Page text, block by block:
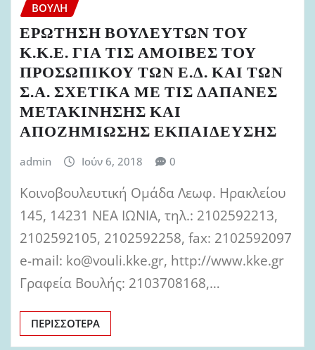
ΒΟΥΛΉ
ΕΡΩΤΗΣΗ ΒΟΥΛΕΥΤΩΝ ΤΟΥ
Κ.Κ.Ε. ΓΙΑ ΤΙΣ ΑΜΟΙΒΕΣ ΤΟΥ
ΠΡΟΣΩΠΙΚΟΥ ΤΩΝ Ε.Δ. ΚΑΙ ΤΩΝ
Σ.Α. ΣΧΕΤΙΚΑ ΜΕ ΤΙΣ ΔΑΠΑΝΕΣ
ΜΕΤΑΚΙΝΗΣΗΣ ΚΑΙ
ΑΠΟΖΗΜΙΩΣΗΣ ΕΚΠΑΙΔΕΥΣΗΣ
admin Ιούν 6, 2018 0
Κοινοβουλευτική Ομάδα Λεωφ. Ηρακλείου
145, 14231 ΝΕΑ ΙΩΝΙΑ, τηλ.: 2102592213,
2102592105, 2102592258, fax: 2102592097
e-mail: ko@vouli.kke.gr, http://www.kke.gr
Γραφεία Βουλής: 2103708168,…
ΠΕΡΙΣΣΌΤΕΡΑ